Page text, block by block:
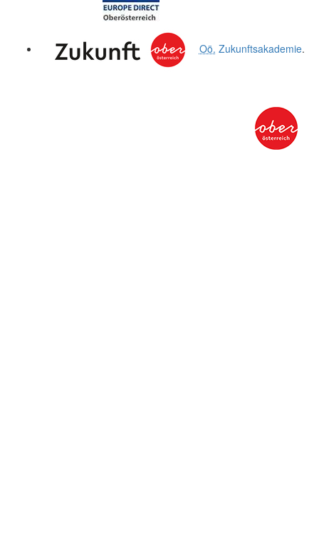
Oö. Zukunftsakademie.